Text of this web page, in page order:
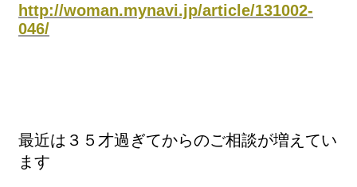
http://woman.mynavi.jp/article/131002-
046/
最近は３５才過ぎてからのご相談が増えてい
ます